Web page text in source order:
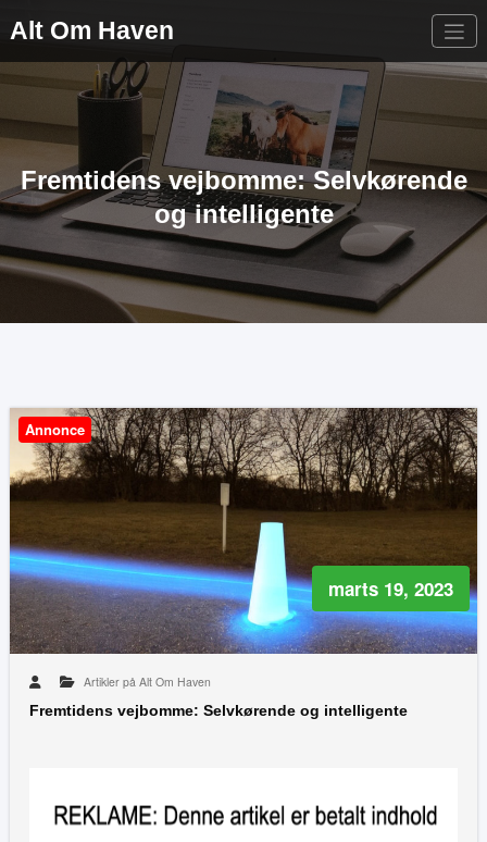
Alt Om Haven
Fremtidens vejbomme: Selvkørende
og intelligente
Annonce
marts 19, 2023
Artikler på Alt Om Haven
Fremtidens vejbomme: Selvkørende og intelligente